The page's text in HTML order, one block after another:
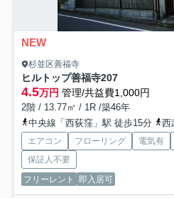
NEW
杉並区善福寺
ヒルトップ善福寺207
4.5万円 管理/共益費1,000円
2階 / 13.77㎡ / 1R /築46年
中央線「西荻窪」駅 徒歩15分
西
エアコン フローリング 電気有
保証人不要
フリーレント
即入居可